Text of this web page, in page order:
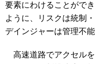
要素にわけることがで
ように、リスクは統制
デインジャーは管理不
高速道路でアクセル